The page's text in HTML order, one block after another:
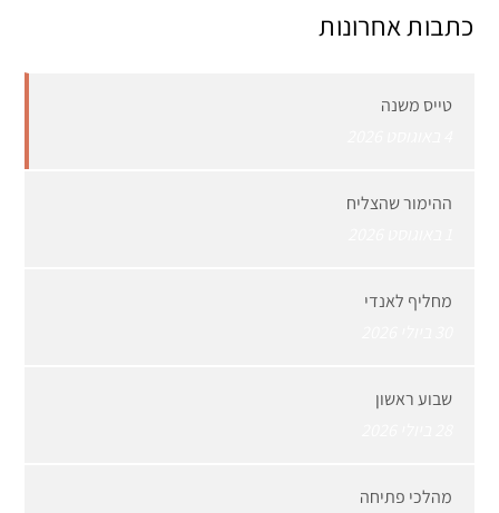
כתבות אחרונות
טייס משנה
ההימור שהצליח
מחליף לאנדי
שבוע ראשון
מהלכי פתיחה